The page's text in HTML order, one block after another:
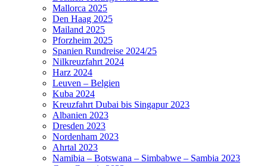
Mallorca 2025
Den Haag 2025
Mailand 2025
Pforzheim 2025
Spanien Rundreise 2024/25
Nilkreuzfahrt 2024
Harz 2024
Leuven – Belgien
Kuba 2024
Kreuzfahrt Dubai bis Singapur 2023
Albanien 2023
Dresden 2023
Nordenham 2023
Ahrtal 2023
Namibia – Botswana – Simbabwe – Sambia 2023